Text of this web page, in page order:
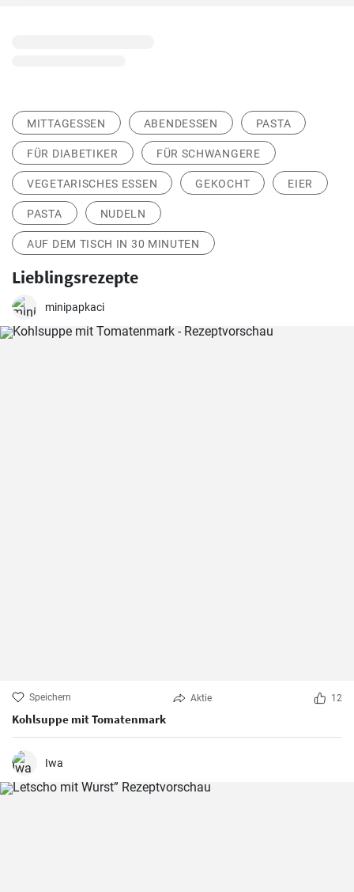
MITTAGESSEN ABENDESSEN PASTA
FÜR DIABETIKER FÜR SCHWANGERE
VEGETARISCHES ESSEN GEKOCHT EIER
PASTA NUDELN
AUF DEM TISCH IN 30 MINUTEN
Lieblingsrezepte
minipapkaci
Speichern Aktie 12
Kohlsuppe mit Tomatenmark
Iwa